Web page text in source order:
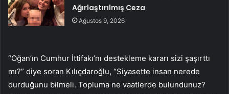
Ağırlaştırılmış Ceza
Ağustos 9, 2026
“Oğan’ın Cumhur İttifakı’nı destekleme kararı sizi şaşırttı
mı?” diye soran Kılıçdaroğlu, “Siyasette insan nerede
durduğunu bilmeli. Topluma ne vaatlerde bulundunuz?